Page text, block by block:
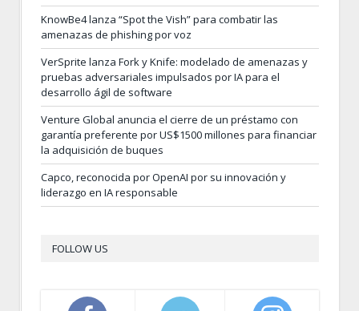
KnowBe4 lanza “Spot the Vish” para combatir las
amenazas de phishing por voz
VerSprite lanza Fork y Knife: modelado de amenazas y
pruebas adversariales impulsados por IA para el
desarrollo ágil de software
Venture Global anuncia el cierre de un préstamo con
garantía preferente por US$1500 millones para financiar
la adquisición de buques
Capco, reconocida por OpenAI por su innovación y
liderazgo en IA responsable
FOLLOW US